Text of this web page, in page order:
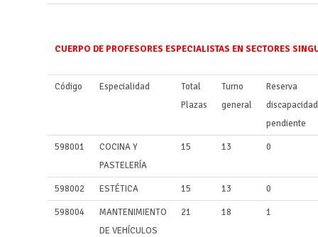
CUERPO DE PROFESORES ESPECIALISTAS EN SECTORES
Código Especialidad
Total
Plazas
Turno
general
Reserva
discapacidad
pendiente
598001
COCINA Y
PASTELERÍA
15 13 0
598002 ESTÉTICA 15 13 0
598004
MANTENIMIENTO
DE VEHÍCULOS
21 18 1